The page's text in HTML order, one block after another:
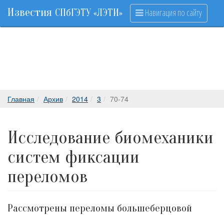
Известия СПбГЭТУ «ЛЭТИ» Навигация по сайту
Главная Архив 2014 3 70-74
Исследование биомеханики
систем фиксации
переломов
Рассмотрены переломы большеберцовой